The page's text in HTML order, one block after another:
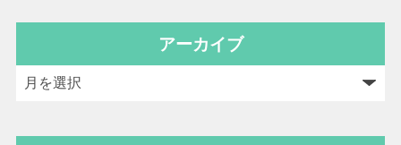
アーカイブ